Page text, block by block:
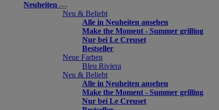
Neuheiten
Neu & Beliebt
Alle in Neuheiten ansehen
Make the Moment - Summer grilling
Nur bei Le Creuset
Bestseller
Neue Farben
Bleu Riviera
Neu & Beliebt
Alle in Neuheiten ansehen
Make the Moment - Summer grilling
Nur bei Le Creuset